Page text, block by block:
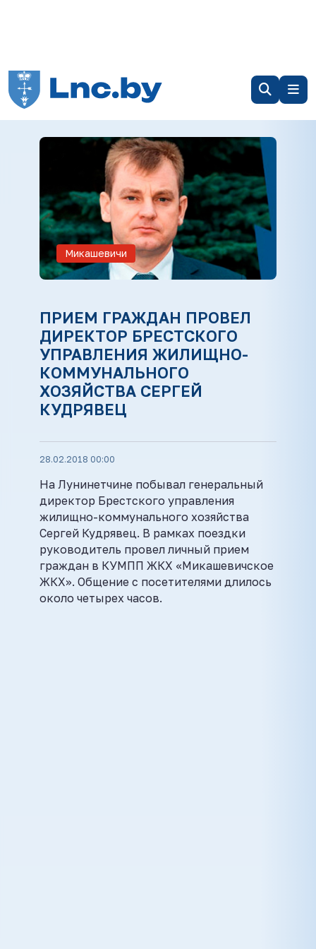
Микашевичи
ПРИЕМ ГРАЖДАН ПРОВЕЛ
ДИРЕКТОР БРЕСТСКОГО
УПРАВЛЕНИЯ ЖИЛИЩНО-
КОММУНАЛЬНОГО
ХОЗЯЙСТВА СЕРГЕЙ
КУДРЯВЕЦ
28.02.2018 00:00
На Лунинетчине побывал генеральный
директор Брестского управления
жилищно-коммунального хозяйства
Сергей Кудрявец. В рамках поездки
руководитель провел личный прием
граждан в КУМПП ЖКХ «Микашевичское
ЖКХ». Общение с посетителями длилось
около четырех часов.